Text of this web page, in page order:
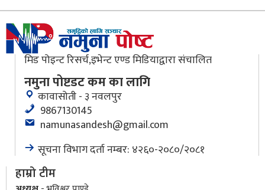
मिड पोइन्ट रिसर्च,इभेन्ट एण्ड मिडियाद्वारा संचालित
नमुना पोष्टडट कम का लागि
कावासोती - ३ नवलपुर
9867130145
namunasandesh@gmail.com
सूचना विभाग दर्ता नम्बर: ४२६०-२०८०/२०८१
हाम्रो टीम